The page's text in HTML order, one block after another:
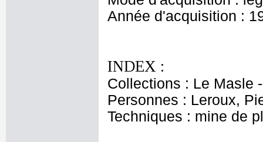
Année d'acquisition :
INDEX :
Collections : Le Masle
Personnes : Leroux,
Techniques : mine de